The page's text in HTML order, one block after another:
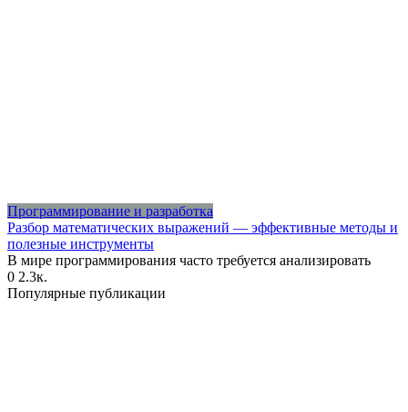
Программирование и разработка
Разбор математических выражений — эффективные методы и
полезные инструменты
В мире программирования часто требуется анализировать
0 2.3к.
Популярные публикации